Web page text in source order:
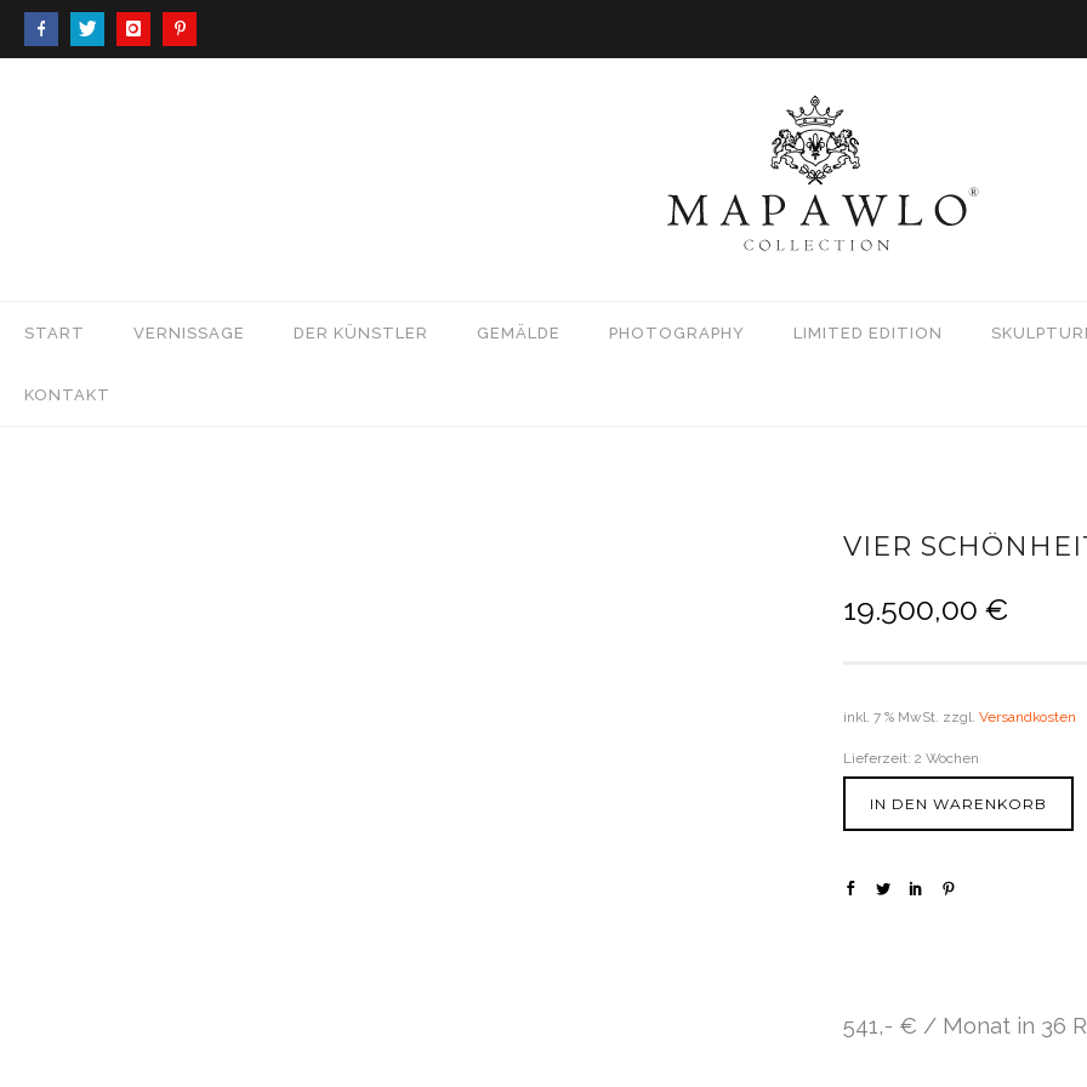
START VERNISSAGE DER KÜNSTLER GEMÄLDE PHOTOGRAPHY LIMITED EDITION
KONTAKT
VIER
19.500,00€
inkl. 7 % MwSt. zzgl.Versandkosten
Lieferzeit:2 Wochen
IN DEN WARENKORB
541,- € / Monat in 36